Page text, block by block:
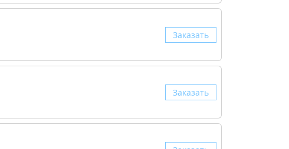
Заказать
Заказать